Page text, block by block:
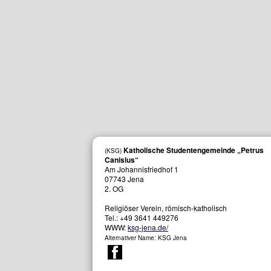
(KSG) Katholische Studentengemeinde „Petrus
Canisius“
Am Johannisfriedhof 1
07743 Jena
2. OG
Religiöser Verein, römisch-katholisch
Tel.:+49 3641 449276
WWW:ksg-jena.de/
Alternativer Name: KSG Jena